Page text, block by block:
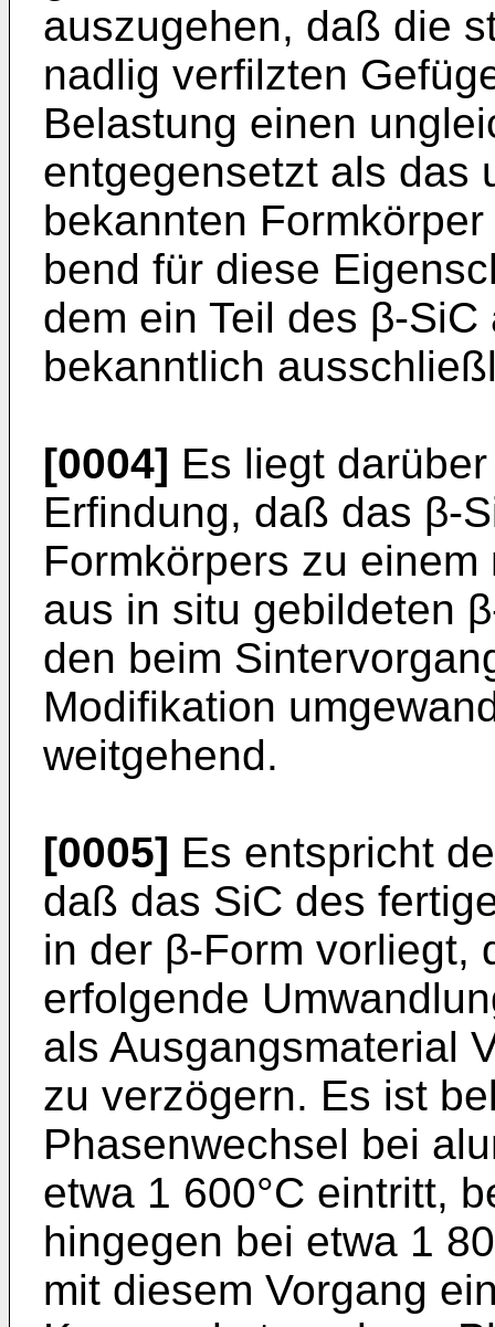
auszugehen, daß die
nadlig ver­filzten
Belastung einen
entgegensetzt als das
bekannten
bend für diese
dem ein Teil des β-
bekanntlich
[0004] Es liegt
Erfindung, daß das β-
Formkörpers zu
aus in situ gebildeten
den beim
Modifikation
weitgehend.
[0005] Es entspricht
daß das SiC des
in der β-Form vorliegt,
erfolgende
als Ausgangsmaterial
zu verzögern. Es ist
Phasenwechsel bei
etwa 1 600°C eintritt,
hingegen bei etwa 1
mit diesem Vorgang